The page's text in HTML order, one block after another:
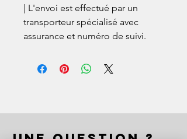
| L'envoi est effectué par un
transporteur spécialisé avec
assurance et numéro de suivi.